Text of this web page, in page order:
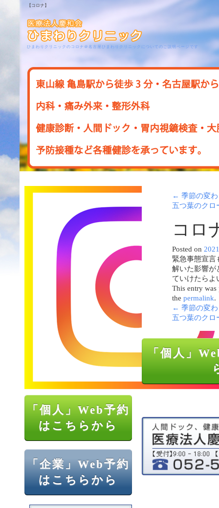
【コロナ】
ひまわりクリニックのコロナ＠名古屋ひまわりクリニックについてのご説明ページです
「個人」Web予約
はこちらから
「企業」Web予約
はこちらから
← 季節の変
五つ葉のク
コロ
Posted on
緊急事態宣言
解いた影響が
ていけたらよ
This entry
the permalink.
← 季節の変
五つ葉のク
「個人」